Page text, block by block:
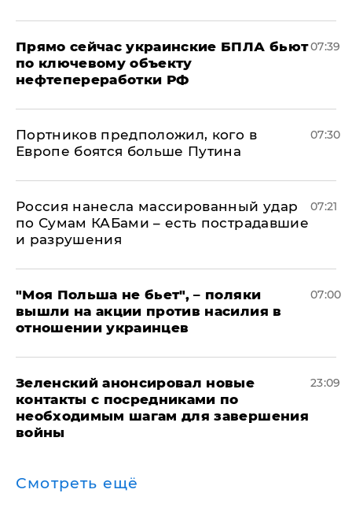
Прямо сейчас украинские БПЛА бьют
по ключевому объекту
нефтепереработки РФ
07:39
Портников предположил, кого в
Европе боятся больше Путина
07:30
Россия нанесла массированный удар
по Сумам КАБами – есть пострадавшие
и разрушения
07:21
"Моя Польша не бьет", – поляки
вышли на акции против насилия в
отношении украинцев
07:00
Зеленский анонсировал новые
контакты с посредниками по
необходимым шагам для завершения
войны
23:09
Смотреть ещё